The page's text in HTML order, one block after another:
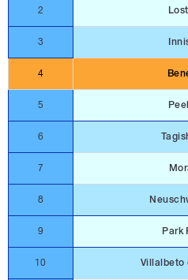
2
3
4
5
6
7
8
9 Park
10 Villalbeto